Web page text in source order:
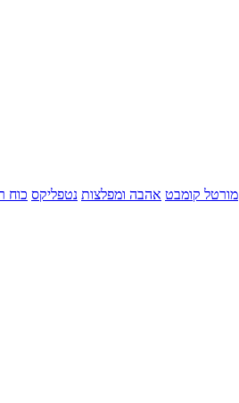
מורטל קומבט אהבה ומפלצות נטפליקס כוח